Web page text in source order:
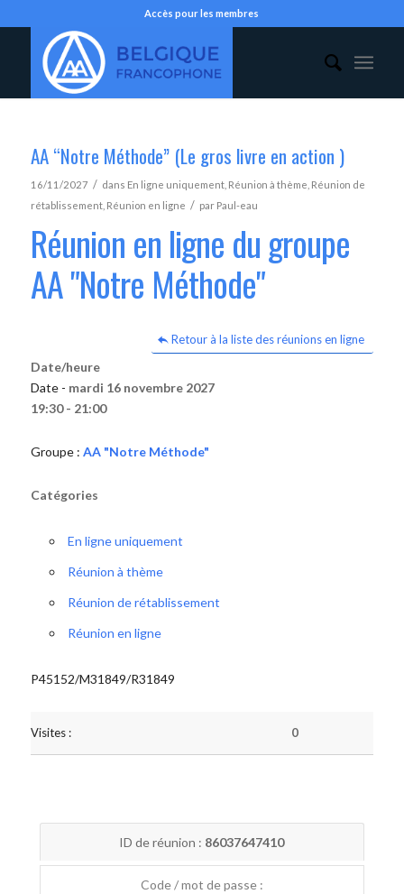
Accès pour les membres
AA “Notre Méthode” (Le gros livre en action )
16/11/2027 / dans En ligne uniquement, Réunion à thème Réunion de
rétablissement, Réunion en ligne / par Paul-eau
Réunion en ligne du groupe
AA "Notre Méthode"
Retour à la liste des réunions en ligne
Date/heure
Date - mardi 16 novembre 2027
19:30 - 21:00
Groupe : AA "Notre Méthode"
Catégories
En ligne uniquement
Réunion à thème
Réunion de rétablissement
Réunion en ligne
P45152/M31849/R31849
Visites : 0
ID de réunion : 86037647410
Code / mot de passe :